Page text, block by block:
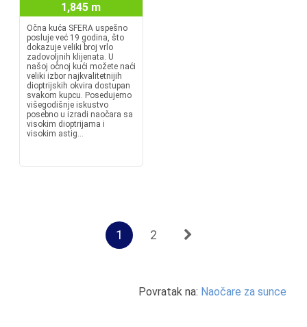
1,845 m
Očna kuća SFERA uspešno
posluje već 19 godina, što
dokazuje veliki broj vrlo
zadovoljnih klijenata. U
našoj očnoj kući možete naći
veliki izbor najkvalitetnijih
dioptrijskih okvira dostupan
svakom kupcu. Posedujemo
višegodišnje iskustvo
posebno u izradi naočara sa
visokim dioptrijama i
visokim astig...
1 2
Povratak na: Naočare za sunce